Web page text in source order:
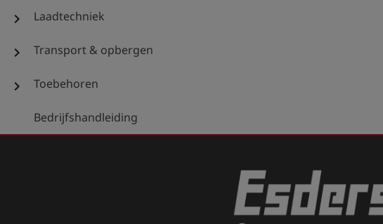
chevron_right Laadtechniek
chevron_right Transport & opbergen
chevron_right Toebehoren
Bedrijfshandleiding